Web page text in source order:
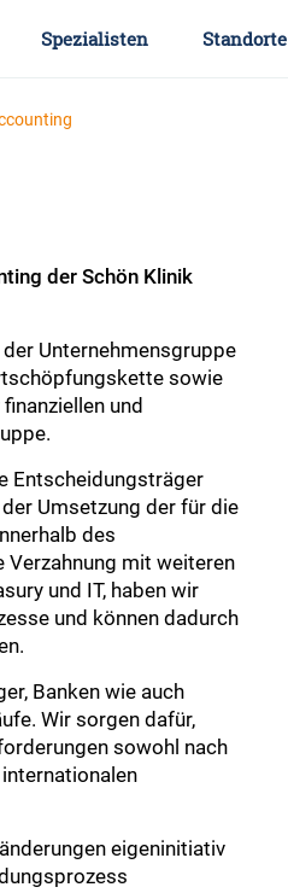
Spezialisten Standorte
der Schön Klinik
Unternehmensgruppe
sowie
und
Entscheidungsträger
Umsetzung der für die
des
Verzahnung mit weiteren
und IT, haben wir
und können dadurch
Banken wie auch
Wir sorgen dafür,
sowohl nach
eigeninitiativ